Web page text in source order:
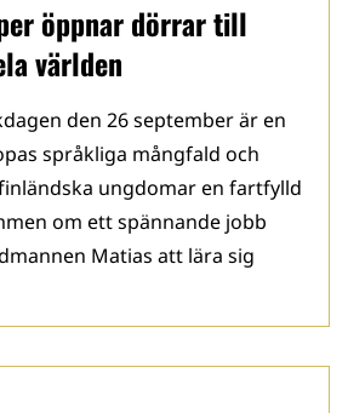
öppnar dörrar till
världen
den 26 september är en
språkliga mångfald och
ungdomar en fartfylld
om ett spännande jobb
Matias att lära sig